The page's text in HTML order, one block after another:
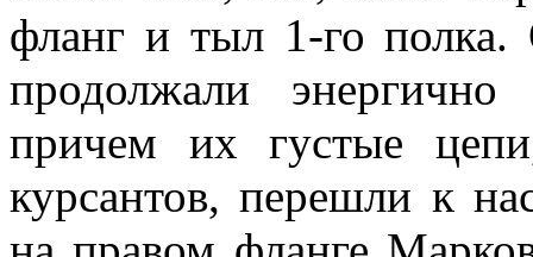
фланг и тыл 1-го полка.
продолжали энергично
причем их густые
курсантов, перешли к